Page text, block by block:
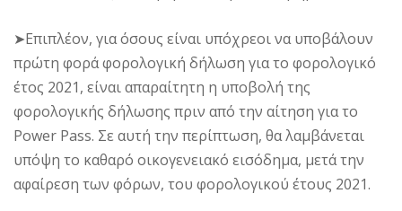
➤Επιπλέον, για όσους είναι υπόχρεοι να υποβάλουν
πρώτη φορά φορολογική δήλωση για το φορολογικό
έτος 2021, είναι απαραίτητη η υποβολή της
φορολογικής δήλωσης πριν από την αίτηση για το
Power Pass. Σε αυτή την περίπτωση, θα λαμβάνεται
υπόψη το καθαρό οικογενειακό εισόδημα, μετά την
αφαίρεση των φόρων, του φορολογικού έτους 2021.